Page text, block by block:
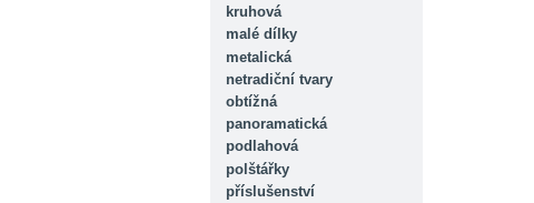
kruhová
malé dílky
metalická
netradiční tvary
obtížná
panoramatická
podlahová
polštářky
příslušenství